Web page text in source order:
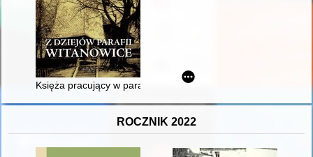
Księża pracujący w parafii Witanowice
ROCZNIK 2022